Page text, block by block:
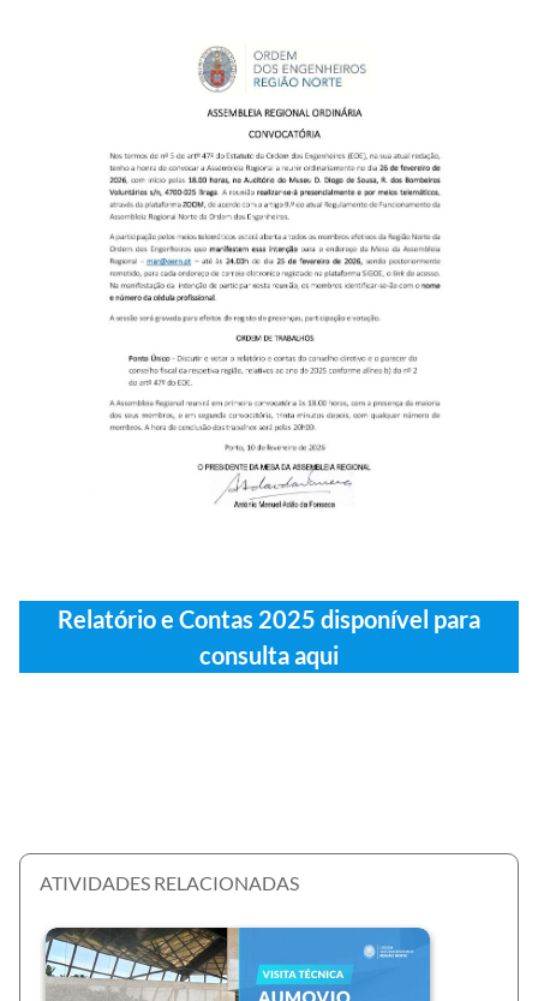
Relatório e Contas 2025 disponível para
consulta aqui
ATIVIDADES RELACIONADAS